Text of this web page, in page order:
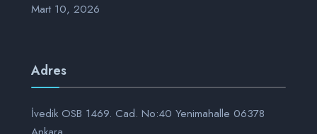
Mart 10, 2026
Adres
İvedik OSB 1469. Cad. No:40 Yenimahalle 06378